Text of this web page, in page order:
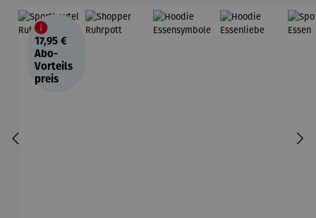
17,95 €
Abo-
Vorteils
preis